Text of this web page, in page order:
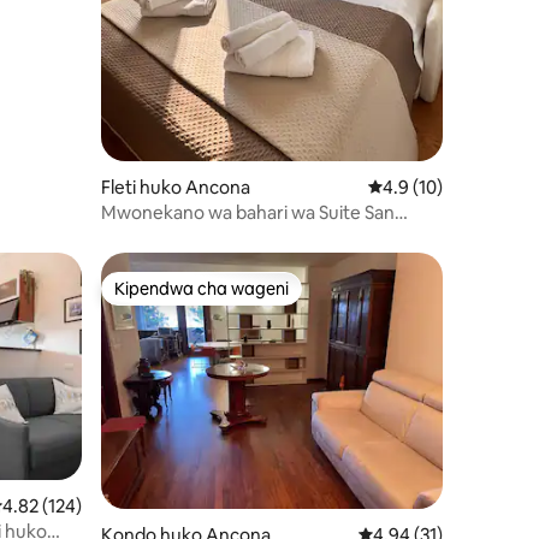
10
Fleti huko Ancona Ukadiriaji wa
4.9 (10)
Mwonekano wa bahari wa Suite San
wa wastani wa 4.82 kati ya 5, tathmini 124
4.82 (124)
huko
Kipendwa cha wageni
Kipendwa cha wageni